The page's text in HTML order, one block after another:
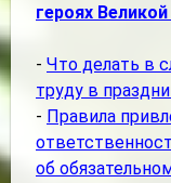
героях
- Что делать в
труду в
- Правила
об